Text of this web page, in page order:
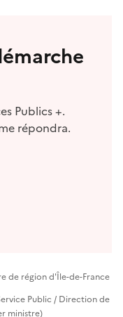
Publics +.
répondra.
de région d'Île-de-France
Public / Direction de
ministre)